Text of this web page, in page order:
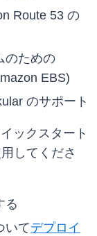
Route 53 の
のための
EBS)
のサポート
ックスタート
してくださ
る
いてデプロイ